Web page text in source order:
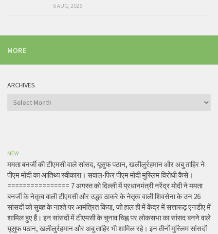
6 AUG, 2026
MORE
ARCHIVES
Archives
NEW
ममता बनर्जी की टीएमसी वाले सांसद, यूसुफ पठान, खलीलुर्रहमान और अबु ताहिर ने
पीएम मोदी का आतिथ्य स्वीकारा। सवाल-फिर पीएम मोदी मुस्लिम विरोधी कैसे।
================ 7 अगस्त को दिल्ली में प्रधानमंत्री नरेंद्र मोदी ने ममता
बनर्जी के नेतृत्व वाली टीएमसी और उद्धव ठाकरे के नेतृत्व वाली शिवसेना के उन 26
सांसदों को सुबह के नाश्ते पर आमंत्रित किया, जो हाल ही में केंद्र में सत्तारूढ़ एनडीए में
शामिल हुए हैं। इन सांसदों में टीएमसी के चुनाव चिह्न पर लोकसभा का सांसद बनने वाले
यूसुफ पठान, खलीलुर्रहमान और अबु ताहिर भी शामिल रहे। इन तीनों मुस्लिम सांसदों